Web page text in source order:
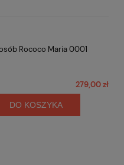
Rococo Maria 0001
279,00 zł
DO KOSZYKA